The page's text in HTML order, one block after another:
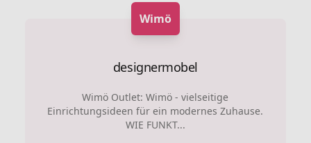
Wimö
designermobel
Wimö Outlet: Wimö - vielseitige
Einrichtungsideen für ein modernes Zuhause.
WIE FUNKT...